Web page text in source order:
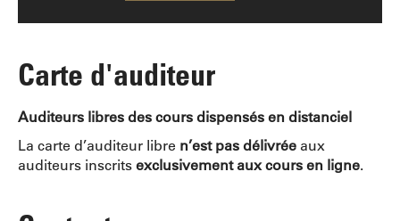
Carte d'auditeur
Auditeurs libres des cours dispensés en distanciel
La carte d’auditeur libre n’est pas délivrée aux
auditeurs inscritsexclusivement aux cours en ligne.